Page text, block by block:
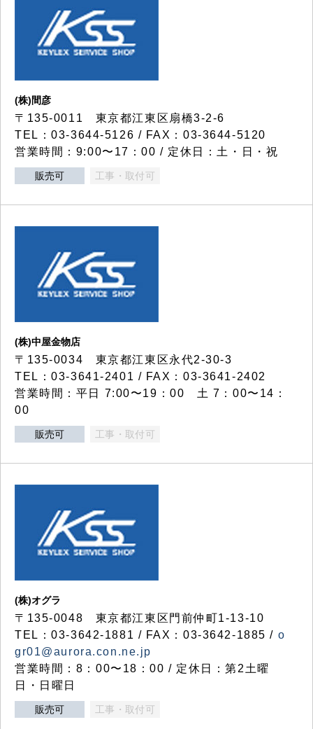
(株)間彦
〒135-0011 東京都江東区扇橋3-2-6
TEL：03-3644-5126 / FAX：03-3644-5120
営業時間：9:00〜17：00 / 定休日：土・日・祝
販売可 工事・取付可
(株)中屋金物店
〒135-0034 東京都江東区永代2-30-3
TEL：03-3641-2401 / FAX：03-3641-2402
営業時間：平日 7:00〜19：00 土 7：00〜14：
00
販売可 工事・取付可
(株)オグラ
〒135-0048 東京都江東区門前仲町1-13-10
TEL：03-3642-1881 / FAX：03-3642-1885 / o
gr01@aurora.con.ne.jp
営業時間：8：00〜18：00 / 定休日：第2土曜
日・日曜日
販売可 工事・取付可